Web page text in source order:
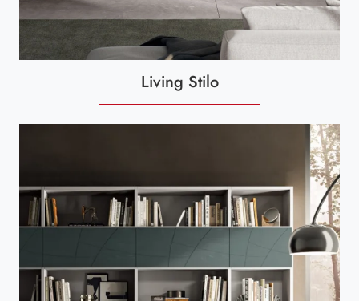
Living Stilo